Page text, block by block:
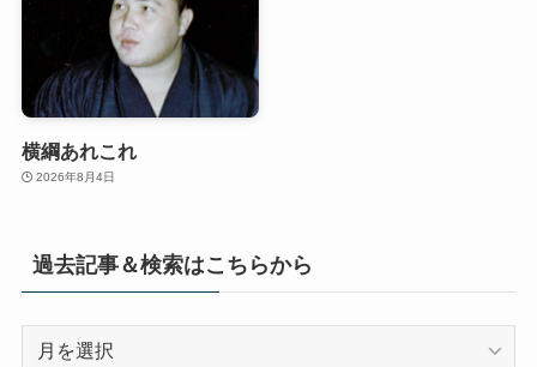
横綱あれこれ
2026年8月4日
過去記事＆検索はこちらから